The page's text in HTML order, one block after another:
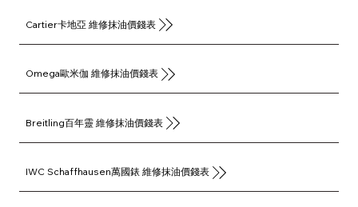
Cartier卡地亞 維修抹油價錢表
Omega歐米伽 維修抹油價錢表
Breitling百年靈 維修抹油價錢表
IWC Schaffhausen萬國錶 維修抹油價錢表